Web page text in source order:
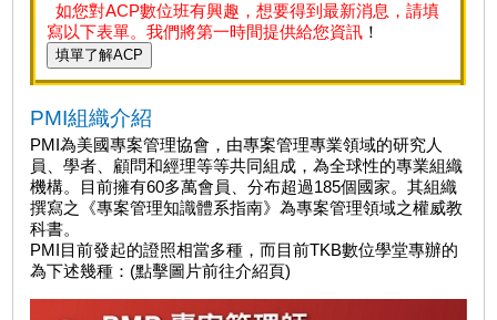
如您對ACP數位班有興趣，想要得到最新消息，請填
寫以下表單。我們將第一時間提供給您資訊 ！
填單了解ACP
PMI組織介紹
PMI為美國專案管理協會，由專案管理專業領域的研究人
員、學者、顧問和經理等等共同組成，為全球性的專業組織
機構。目前擁有60多萬會員、分布超過185個國家。其組織
撰寫之《專案管理知識體系指南》為專案管理領域之權威教
科書。
PMI目前發起的證照相當多種，而目前TKB數位學堂專辦的
為下述幾種：(點擊圖片前往介紹頁)